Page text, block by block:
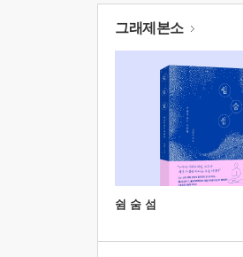
그래제본소
쉼 숨 섬